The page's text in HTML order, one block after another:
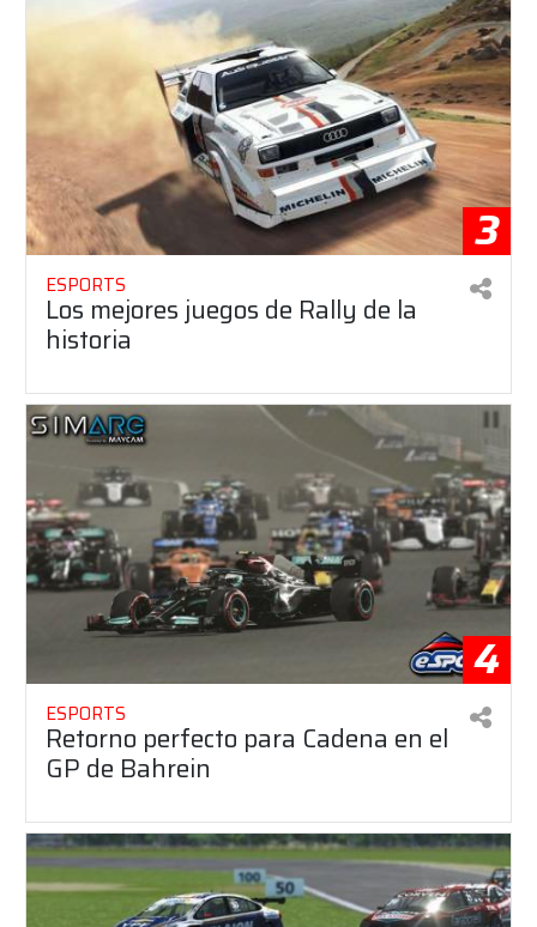
3
ESPORTS
Los mejores juegos de Rally de la
historia
4
ESPORTS
Retorno perfecto para Cadena en el
GP de Bahrein